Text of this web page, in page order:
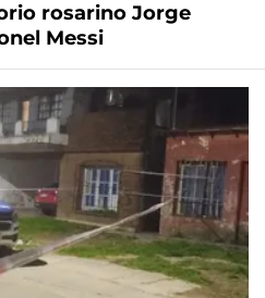
rosarino Jorge
Messi